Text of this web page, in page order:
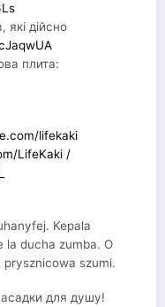
які дійсно
плита:
lifekaki
LifeKaki /
Kepala
la ducha zumba. O
prysznicowa szumi.
для душу!